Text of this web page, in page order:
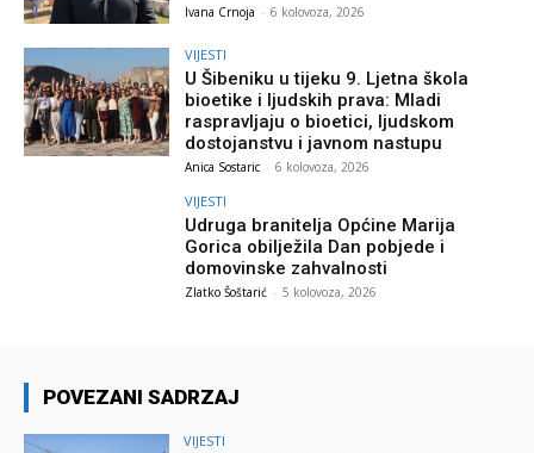
Ivana Crnoja - 6 kolovoza, 2026
VIJESTI
U Šibeniku u tijeku 9. Ljetna škola
bioetike i ljudskih prava: Mladi
raspravljaju o bioetici, ljudskom
dostojanstvu i javnom nastupu
Anica Sostaric - 6 kolovoza, 2026
VIJESTI
Udruga branitelja Općine Marija
Gorica obilježila Dan pobjede i
domovinske zahvalnosti
Zlatko Šoštarić - 5 kolovoza, 2026
POVEZANI SADRZAJ
VIJESTI